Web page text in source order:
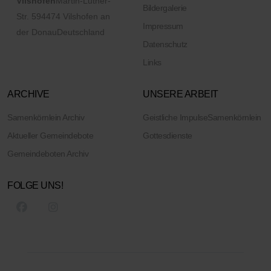
Str. 594474 Vilshofen an
der Donau Deutschland
Bildergalerie
Impressum
Datenschutz
Links
ARCHIVE
Samenkörnlein Archiv
Aktueller Gemeindebote
Gemeindeboten Archiv
UNSERE ARBEIT
Geistliche ImpulseSamenkörnlein
Gottesdienste
FOLGE UNS!